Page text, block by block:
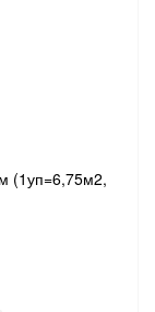
(1уп=6,75м2,